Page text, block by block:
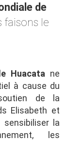
de
faisons le
Huacata ne
à cause du
de la
Elisabeth et
sensibiliser la
les